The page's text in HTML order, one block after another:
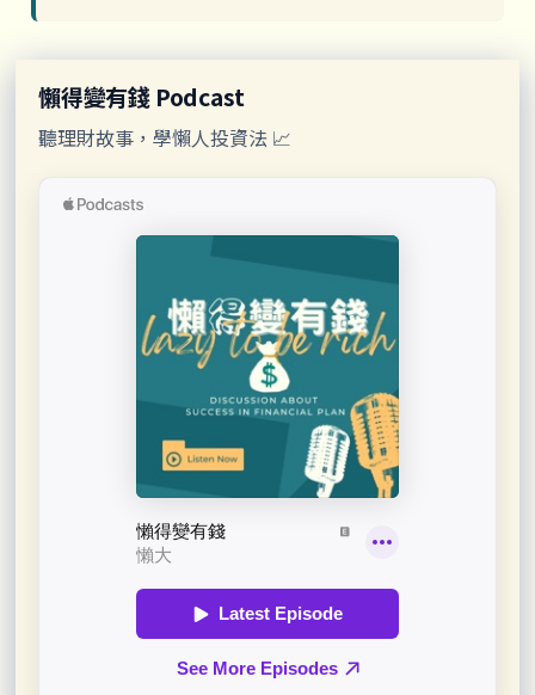
懶得變有錢 Podcast
聽理財故事，學懶人投資法 📈